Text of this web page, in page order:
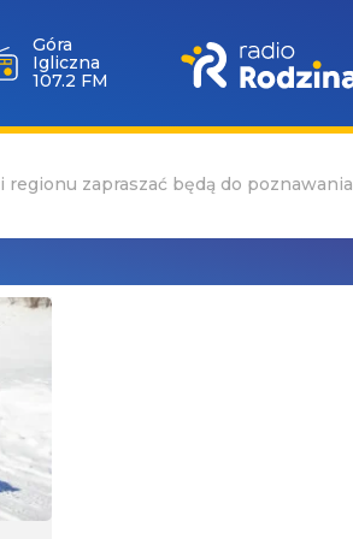
Góra
Igliczna
107.2 FM
zapraszać będą do poznawania